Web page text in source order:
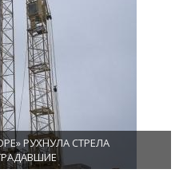
РУХНУЛА СТРЕЛА